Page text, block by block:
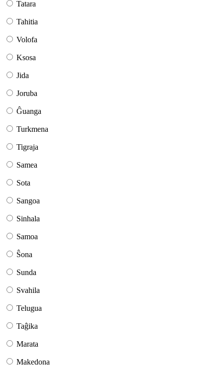
Tatara
Tahitia
Volofa
Ksosa
Jida
Joruba
Ĝuanga
Turkmena
Tigraja
Samea
Sota
Sangoa
Sinhala
Samoa
Ŝona
Sunda
Svahila
Telugua
Taĝika
Marata
Makedona